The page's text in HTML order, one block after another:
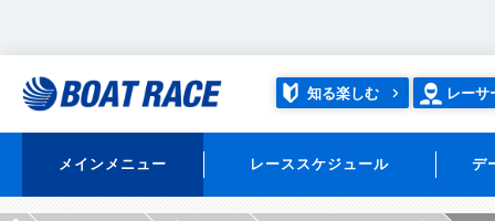
知る楽しむ レーサ
メインメニュー レーススケジュール デ